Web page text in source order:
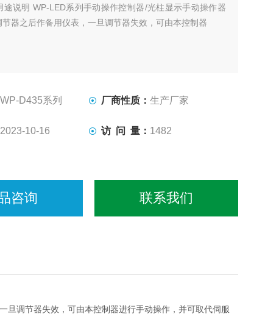
途说明 WP-LED系列手动操作控制器/光柱显示手动操作器
器之后作备用仪表，一旦调节器失效，可由本控制器
WP-D435系列 厂商性质： 生产厂家
2023-10-16 访 问 量： 1482
咨询 联系我们
旦调节器失效，可由本控制器进行手动操作，并可取代伺服